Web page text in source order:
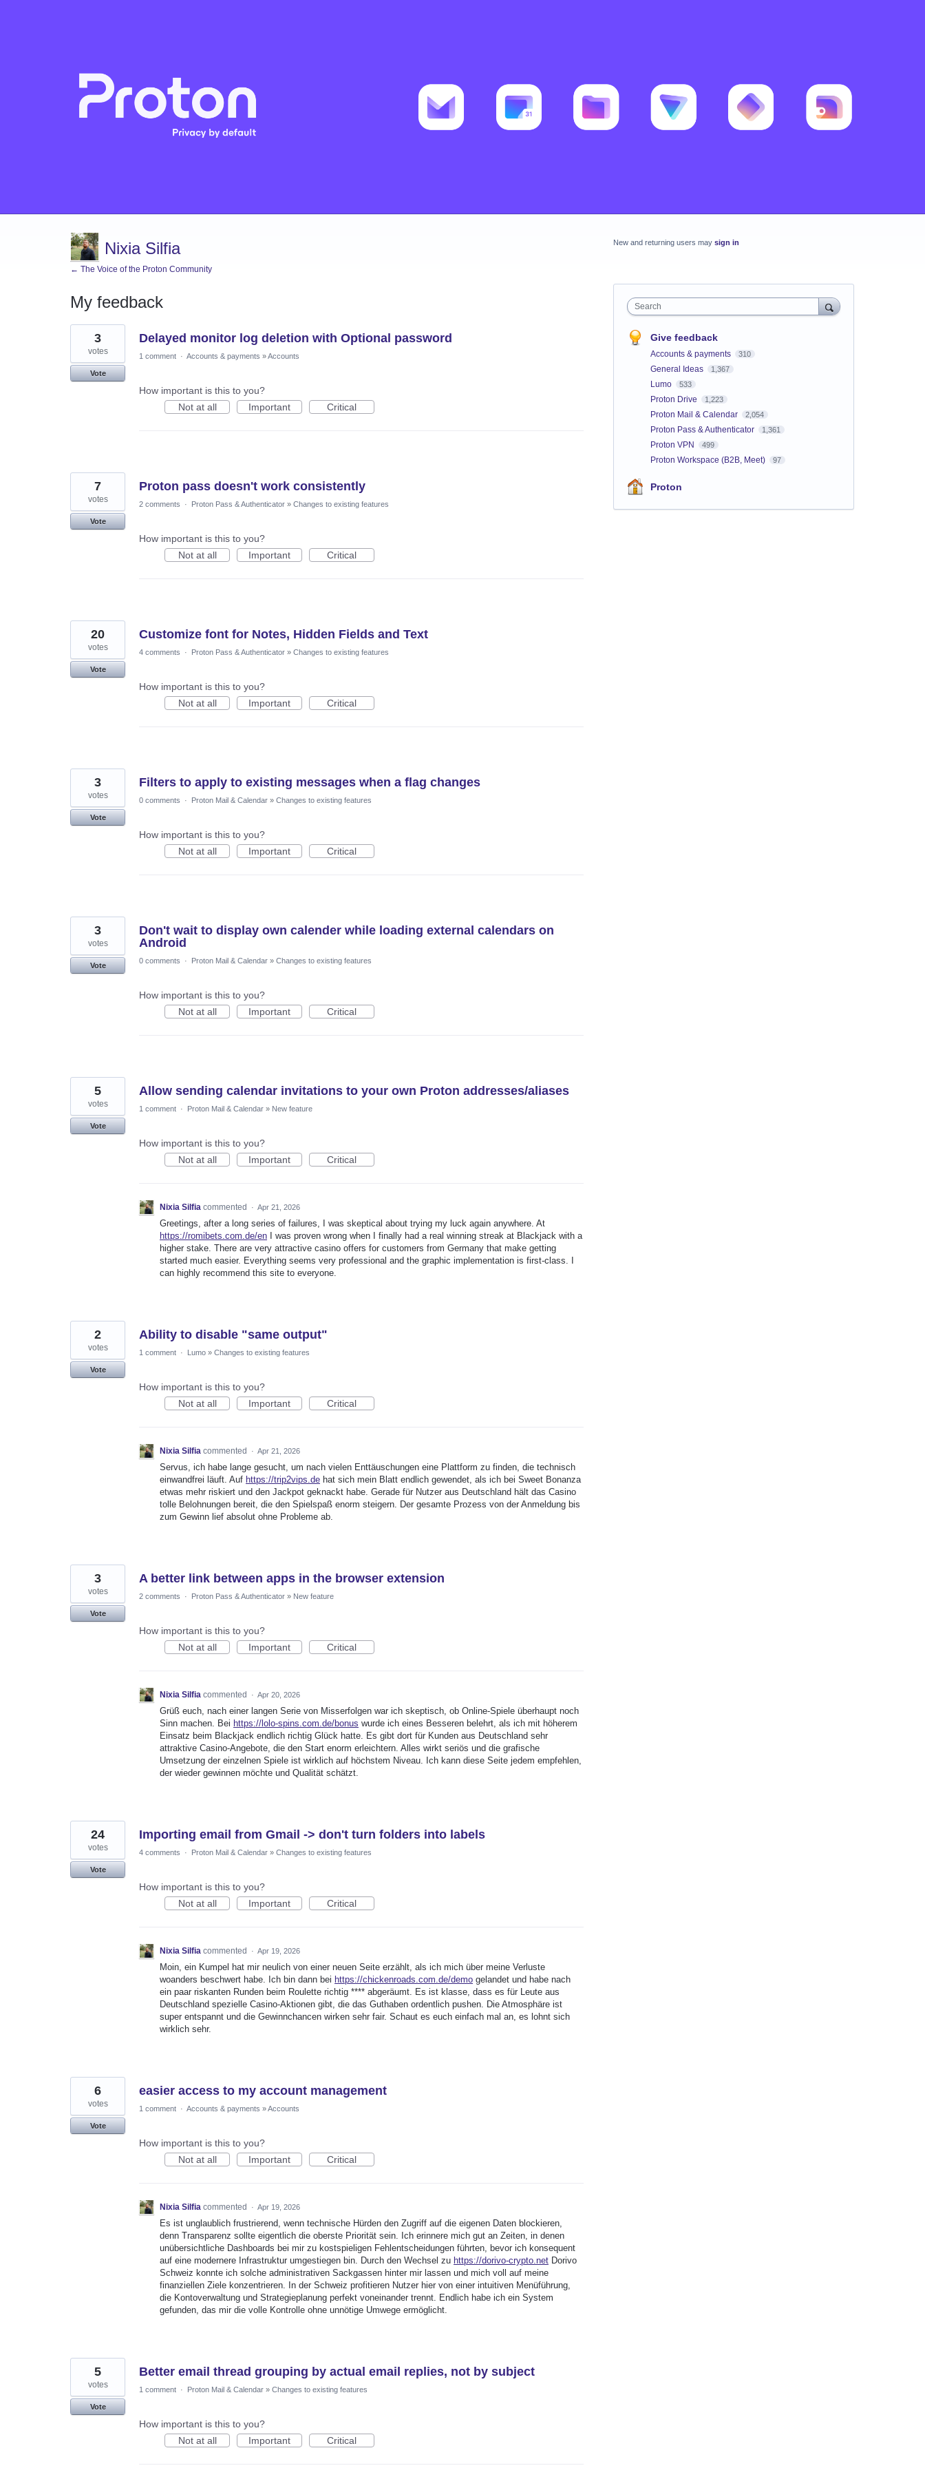
Nixia Silfia
← The Voice of the Proton Community
My feedback
104
results
found
Delayed monitor log deletion with Optional password
3
votes
Vote
1 comment · Accounts & payments »Accounts
How important is this to you?
Not at all
Important Critical
Proton pass doesn't work consistently
7
votes
Vote
2 comments · Proton Pass & Authenticator » Changes to existing features
How important is this to you?
Not at all
Important Critical
Customize font for Notes, Hidden Fields and Text
20
votes
Vote
4 comments · Proton Pass & Authenticator » Changes to existing features
How important is this to you?
Not at all
Important Critical
Filters to apply to existing messages when a flag changes
3
votes
Vote
0 comments · Proton Mail & Calendar » Changes to existing features
How important is this to you?
Not at all
Important Critical
Don't wait to display own calender while loading external calendars on
Android
3
votes
Vote
0 comments · Proton Mail & Calendar » Changes to existing features
How important is this to you?
Not at all
Important Critical
Allow sending calendar invitations to your own Proton addresses/aliases
5
votes
Vote
1 comment · Proton Mail & Calendar » New feature
How important is this to you?
Not at all
Important Critical
Nixia Silfia commented · Apr 21, 2026
Greetings, after a long series of failures, I was skeptical about trying my luck again anywhere. At
https://romibets.com.de/en I was proven wrong when I finally had a real winning streak at Blackjack with a
higher stake. There are very attractive casino offers for customers from Germany that make getting
started much easier. Everything seems very professional and the graphic implementation is first-class. I
can highly recommend this site to everyone.
Ability to disable "same output"
2
votes
Vote
1 comment · Lumo » Changes to existing features
How important is this to you?
Not at all
Important Critical
Nixia Silfia commented · Apr 21, 2026
Servus, ich habe lange gesucht, um nach vielen Enttäuschungen eine Plattform zu finden, die technisch
einwandfrei läuft. Auf https://trip2vips.de hat sich mein Blatt endlich gewendet, als ich bei Sweet Bonanza
etwas mehr riskiert und den Jackpot geknackt habe. Gerade für Nutzer aus Deutschland hält das Casino
tolle Belohnungen bereit, die den Spielspaß enorm steigern. Der gesamte Prozess von der Anmeldung bis
zum Gewinn lief absolut ohne Probleme ab.
A better link between apps in the browser extension
3
votes
Vote
2 comments · Proton Pass & Authenticator » New feature
How important is this to you?
Not at all
Important Critical
Nixia Silfia commented · Apr 20, 2026
Grüß euch, nach einer langen Serie von Misserfolgen war ich skeptisch, ob Online-Spiele überhaupt noch
Sinn machen. Bei https://lolo-spins.com.de/bonus wurde ich eines Besseren belehrt, als ich mit höherem
Einsatz beim Blackjack endlich richtig Glück hatte. Es gibt dort für Kunden aus Deutschland sehr
attraktive Casino-Angebote, die den Start enorm erleichtern. Alles wirkt seriös und die grafische
Umsetzung der einzelnen Spiele ist wirklich auf höchstem Niveau. Ich kann diese Seite jedem empfehlen,
der wieder gewinnen möchte und Qualität schätzt.
Importing email from Gmail -> don't turn folders into labels
24
votes
Vote
4 comments · Proton Mail & Calendar » Changes to existing features
How important is this to you?
Not at all
Important Critical
Nixia Silfia commented · Apr 19, 2026
Moin, ein Kumpel hat mir neulich von einer neuen Seite erzählt, als ich mich über meine Verluste
woanders beschwert habe. Ich bin dann bei https://chickenroads.com.de/demo gelandet und habe nach
ein paar riskanten Runden beim Roulette richtig **** abgeräumt. Es ist klasse, dass es für Leute aus
Deutschland spezielle Casino-Aktionen gibt, die das Guthaben ordentlich pushen. Die Atmosphäre ist
super entspannt und die Gewinnchancen wirken sehr fair. Schaut es euch einfach mal an, es lohnt sich
wirklich sehr.
easier access to my account management
6
votes
Vote
1 comment · Accounts & payments »Accounts
How important is this to you?
Not at all
Important Critical
Nixia Silfia commented · Apr 19, 2026
Es ist unglaublich frustrierend, wenn technische Hürden den Zugriff auf die eigenen Daten blockieren,
denn Transparenz sollte eigentlich die oberste Priorität sein. Ich erinnere mich gut an Zeiten, in denen
unübersichtliche Dashboards bei mir zu kostspieligen Fehlentscheidungen führten, bevor ich konsequent
auf eine modernere Infrastruktur umgestiegen bin. Durch den Wechsel zu https://dorivo-crypto.net Dorivo
Schweiz konnte ich solche administrativen Sackgassen hinter mir lassen und mich voll auf meine
finanziellen Ziele konzentrieren. In der Schweiz profitieren Nutzer hier von einer intuitiven Menüführung,
die Kontoverwaltung und Strategieplanung perfekt voneinander trennt. Endlich habe ich ein System
gefunden, das mir die volle Kontrolle ohne unnötige Umwege ermöglicht.
Better email thread grouping by actual email replies, not by subject
5
votes
Vote
1 comment · Proton Mail & Calendar » Changes to existing features
How important is this to you?
Not at all
Important Critical
New and returning users may sign in
Search
Give feedback
Accounts & payments 310
General Ideas 1,367
Lumo 533
Proton Drive 1,223
Proton Mail & Calendar 2,054
Proton Pass & Authenticator 1,361
Proton VPN 499
Proton Workspace (B2B, Meet) 97
Proton